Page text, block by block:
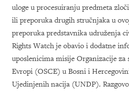
uloge u procesuiranju predmeta
ili preporuka drugih stručnjaka u
preporuka predstavnika udruženja
Rights Watch je obavio i dodatne
uposlenicima misije Organizacije za
Evropi (OSCE) u Bosni i
Ujedinjenih nacija (UNDP).